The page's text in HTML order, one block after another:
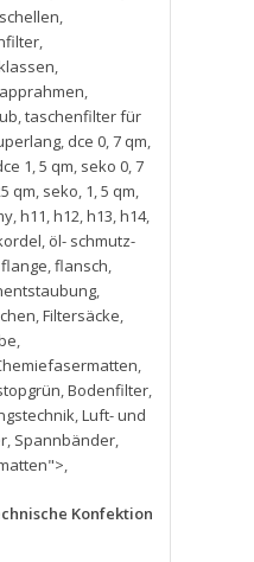
,
,
,
,
,taschenfilter für
, dce 0,7 qm,
1,5 qm, seko 0,7
qm, seko, 1,5 qm,
,h11,h12,h13,h14,
, öl- schmutz-
flange,flansch,
,
,Filtersäcke,
,
,
,Bodenfilter,
,Luft- und
, Spannbänder,
,
Konfektion